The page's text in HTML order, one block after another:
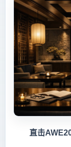
直击